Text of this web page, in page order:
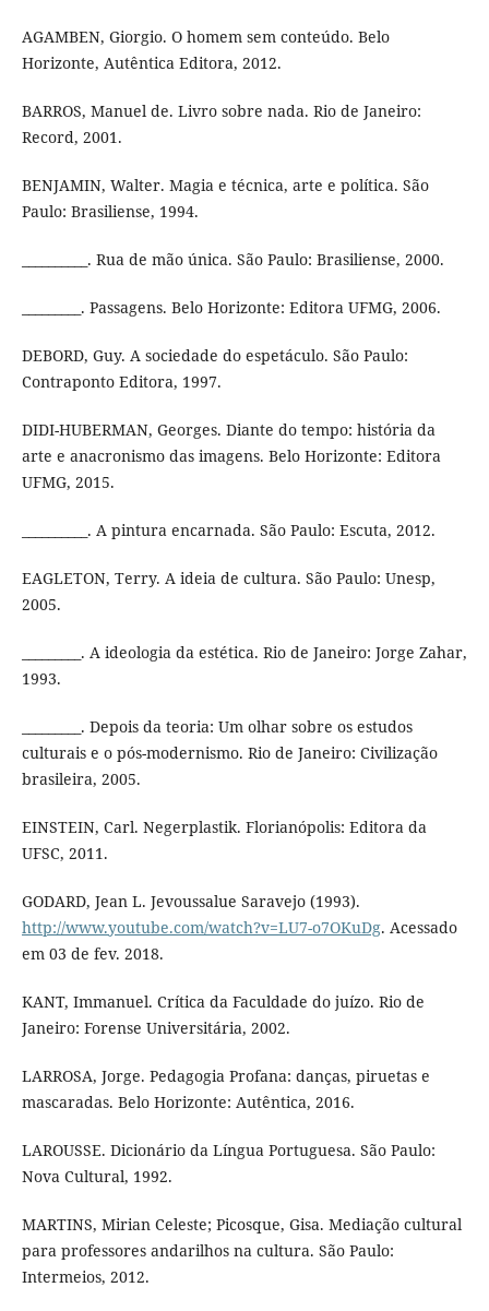
AGAMBEN, Giorgio. O homem sem conteúdo. Belo
Horizonte, Autêntica Editora, 2012.
BARROS, Manuel de. Livro sobre nada. Rio de Janeiro:
Record, 2001.
BENJAMIN, Walter. Magia e técnica, arte e política. São
Paulo: Brasiliense, 1994.
__________. Rua de mão única. São Paulo: Brasiliense, 2000.
_________. Passagens. Belo Horizonte: Editora UFMG, 2006.
DEBORD, Guy. A sociedade do espetáculo. São Paulo:
Contraponto Editora, 1997.
DIDI-HUBERMAN, Georges. Diante do tempo: história da
arte e anacronismo das imagens. Belo Horizonte: Editora
UFMG, 2015.
__________. A pintura encarnada. São Paulo: Escuta, 2012.
EAGLETON, Terry. A ideia de cultura. São Paulo: Unesp,
2005.
_________. A ideologia da estética. Rio de Janeiro: Jorge Zahar,
1993.
_________. Depois da teoria: Um olhar sobre os estudos
culturais e o pós-modernismo. Rio de Janeiro: Civilização
brasileira, 2005.
EINSTEIN, Carl. Negerplastik. Florianópolis: Editora da
UFSC, 2011.
GODARD, Jean L. Jevoussalue Saravejo (1993).
http://www.youtube.com/watch?v=LU7-o7OKuDg. Acessado
em 03 de fev. 2018.
KANT, Immanuel. Crítica da Faculdade do juízo. Rio de
Janeiro: Forense Universitária, 2002.
LARROSA, Jorge. Pedagogia Profana: danças, piruetas e
mascaradas. Belo Horizonte: Autêntica, 2016.
LAROUSSE. Dicionário da Língua Portuguesa. São Paulo:
Nova Cultural, 1992.
MARTINS, Mirian Celeste; Picosque, Gisa. Mediação cultural
para professores andarilhos na cultura. São Paulo:
Intermeios, 2012.